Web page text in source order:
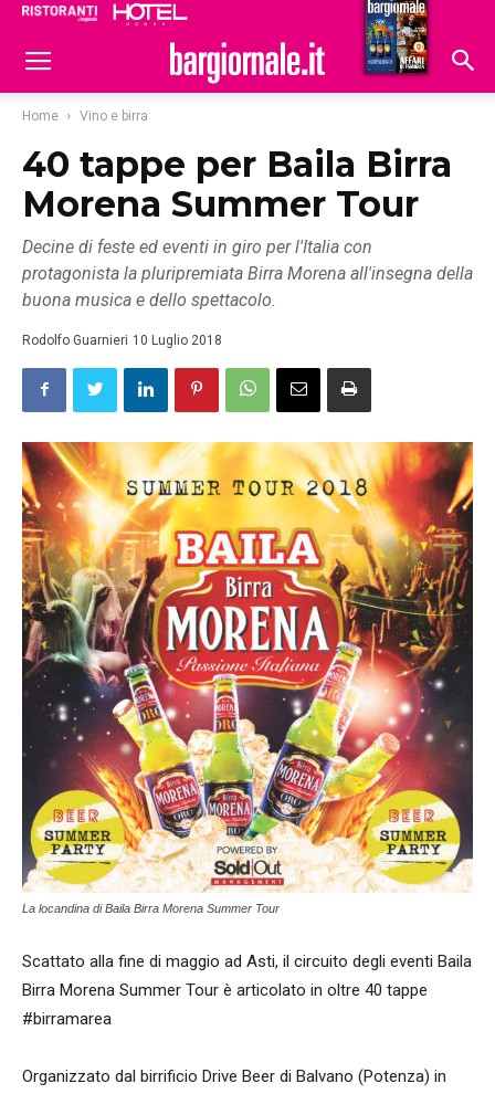
Hoteldomani
Home Vino e birra
40 tappe per Baila Birra
Morena Summer Tour
Decine di feste ed eventi in giro per l'Italia con
protagonista la pluripremiata Birra Morena all'insegna della
buona musica e dello spettacolo.
Rodolfo Guarnieri 10 Luglio 2018
La locandina di Baila Birra Morena Summer Tour
Scattato alla fine di maggio ad Asti, il circuito degli eventi Baila
Birra Morena Summer Tour è articolato in oltre 40 tappe
#birramarea
Organizzato dal birrificio Drive Beer di Balvano (Potenza) in